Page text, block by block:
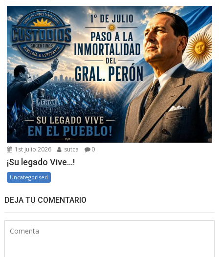
1st julio 2026 sutca 0
¡Su legado Vive…!
Uncategorised
DEJA TU COMENTARIO